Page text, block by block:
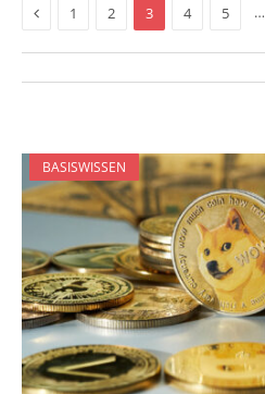
Previous
1 2 3 4 5 …
BASISWISSEN